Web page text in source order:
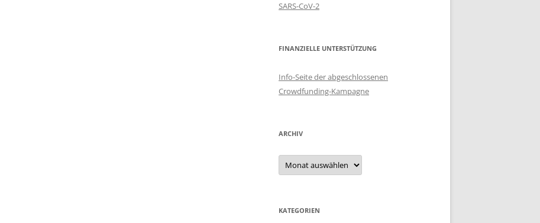
SARS-CoV-2
FINANZIELLE UNTERSTÜTZUNG
Info-Seite der abgeschlossenen
Crowdfunding-Kampagne
ARCHIV
Archiv
KATEGORIEN